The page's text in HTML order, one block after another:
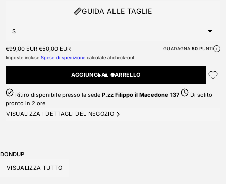
GUIDA ALLE TAGLIE
Prezzo di listino
€99,00 EUR Prezzo scontato
€50,00 EUR GUADAGNA 50PUNTI i
Imposte incluse.Spese di spedizione calcolate al check-out.
AGGIUNGI AL CARRELLO
Ritiro disponibile presso la sedeP.zz Filippo il Macedone 137
Di solito
pronto in 2 ore
VISUALIZZA I DETTAGLI DEL NEGOZIO
DONDUP
VISUALIZZA TUTTO